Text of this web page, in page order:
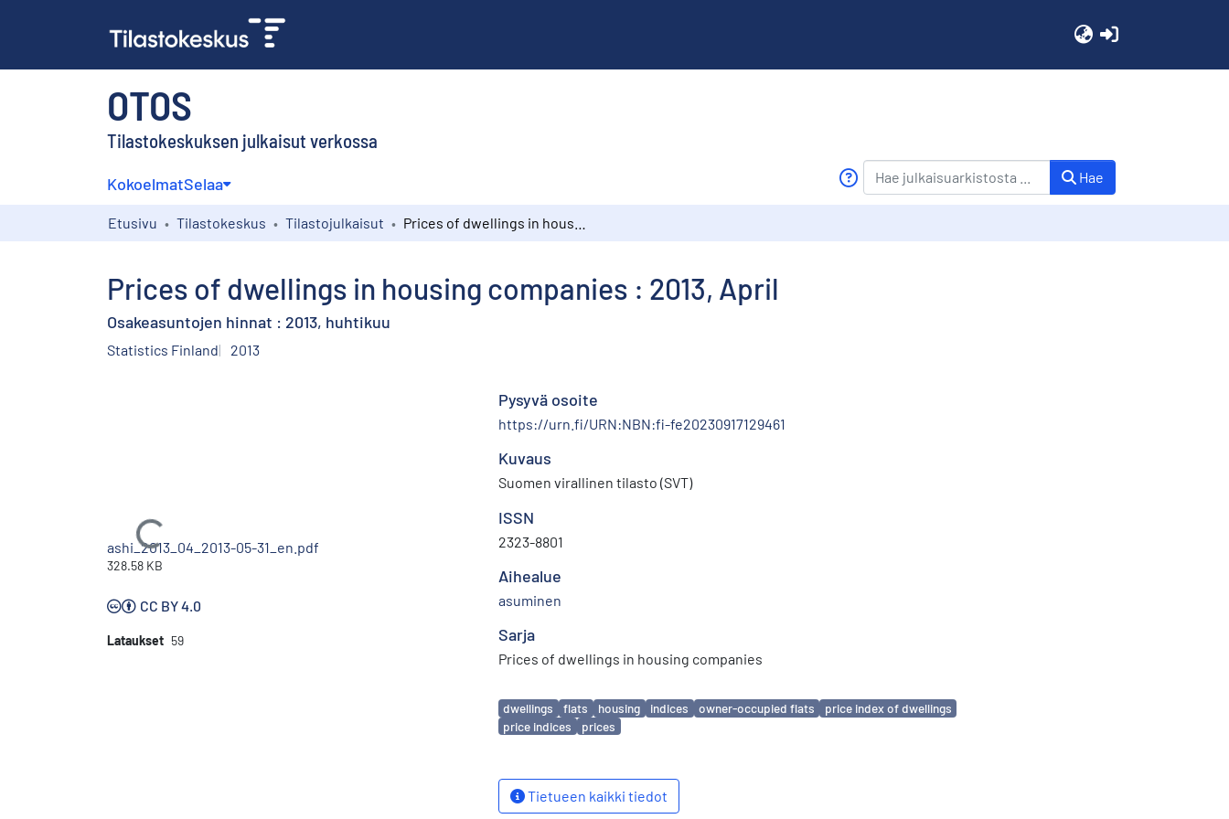
OTOS
Tilastokeskuksen julkaisut verkossa
KokoelmatSelaa Hae
Etusivu Tilastokeskus Tilastojulkaisut
Prices of dwellings in housing companies : 2013, April
Osakeasuntojen hinnat : 2013, huhtikuu
Statistics Finland 2013
Ladataan...
ashi_2013_04_2013-05-31_en.pdf
328.58 KB
CC BY 4.0
Lataukset 59
Pysyvä osoite
https://urn.fi/URN:NBN:fi-fe20230917129461
Kuvaus
Suomen virallinen tilasto (SVT)
ISSN
2323-8801
Aihealue
asuminen
Sarja
Prices of dwellings in housing companies
Avainsanat
dwellings flats housing indices owner-occupied flats
price index of dwellings
price indices
prices
Tietueen kaikki tiedot